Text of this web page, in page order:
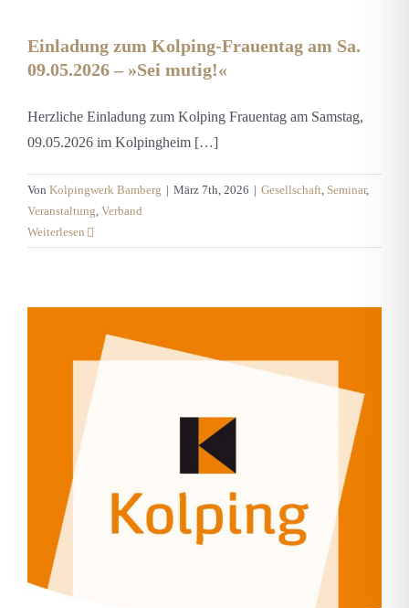
Einladung zum Kolping-Frauentag am Sa.
09.05.2026 – »Sei mutig!«
Herzliche Einladung zum Kolping Frauentag am Samstag,
09.05.2026 im Kolpingheim […]
Von Kolpingwerk Bamberg | März 7th, 2026 | Gesellschaft, Seminar,
Veranstaltung, Verband
Weiterlesen